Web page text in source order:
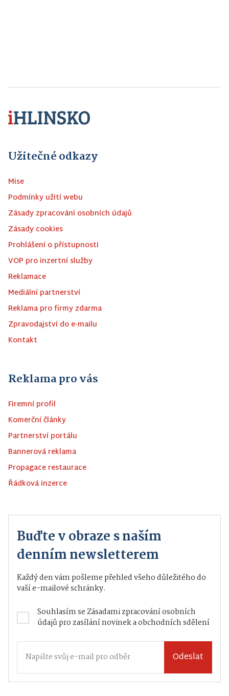
Užitečné odkazy
Mise
Podmínky užití webu
Zásady zpracování osobních údajů
Zásady cookies
Prohlášení o přístupnosti
VOP pro inzertní služby
Reklamace
Mediální partnerství
Reklama pro firmy zdarma
Zpravodajství do e-mailu
Kontakt
Reklama pro vás
Firemní profil
Komerční články
Partnerství portálu
Bannerová reklama
Propagace restaurace
Řádková inzerce
Buďte v obraze s naším
denním newsletterem
Každý den vám pošleme přehled všeho důležitého do
vaší e-mailové schránky.
Souhlasím seZásadami zpracování osobních
údajůpro zasílání novinek a obchodních sdělení
Odeslat